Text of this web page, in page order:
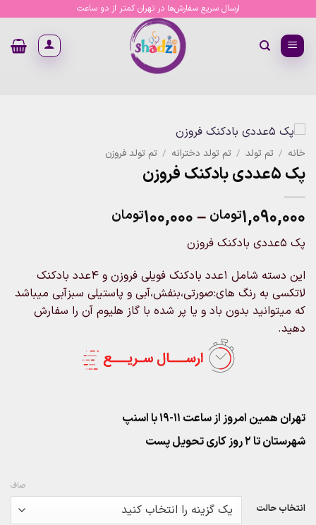
content
ارسال سریع سفارش‌ها در تهران کمتر از دو ساعت
خانه / تم تولد / تم تولد دخترانه / تم تولد فروزن
پک 5عددی بادکنک فروزن
۱,۰۹۰,۰۰۰تومان –۱۰۰,۰۰۰تومان
through
۱,۰۹۰,۰۰۰تومان
پک 5عددی بادکنک فروزن
این دسته شامل 1عدد بادکنک فویلی فروزن و 4عدد بادکنک
لاتکسی به رنگ های:صورتی،بنفش،آبی و پاستیلی سبزآبی میباشد
که میتوانید بدون باد و یا پر شده با گاز هلیوم آن را سفارش
دهید.
تهران همین امروز از ساعت ۱۱-۱۹ با اسنپ
شهرستان تا 2 روز کاری تحویل پست
انتخاب حالت
صاف